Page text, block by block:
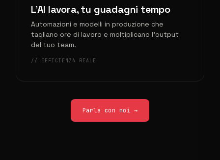
L'AI lavora, tu guadagni tempo
Automazioni e modelli in produzione che
tagliano ore di lavoro e moltiplicano l'output
del tuo team.
// EFFICIENZA REALE
Parla con noi →